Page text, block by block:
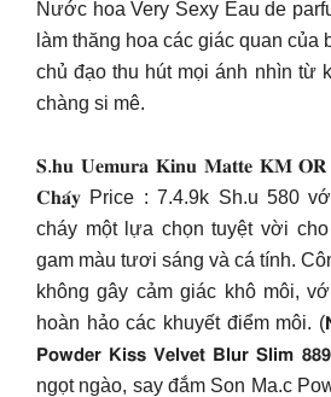
Nước hoa Very Sexy Eau de
làm thăng hoa các giác quan của
chủ đạo thu hút mọi ánh nhìn từ
chàng si mê.
𝐒.𝐡𝐮 𝐔𝐞𝐦𝐮𝐫𝐚 𝐊𝐢𝐧𝐮 𝐌𝐚𝐭𝐭𝐞 𝐊𝐌
𝐂𝐡𝐚́𝐲 Price : 7.4.9k Sh.u 580
cháy một lựa chọn tuyệt vời
gam màu tươi sáng và cá tính.
không gây cảm giác khô môi,
hoàn hảo các khuyết điểm môi.
𝗣𝗼𝘄𝗱𝗲𝗿 𝗞𝗶𝘀𝘀 𝗩𝗲𝗹𝘃𝗲𝘁 𝗕𝗹𝘂𝗿 𝗦𝗹𝗶𝗺
ngọt ngào, say đắm Son Ma.c